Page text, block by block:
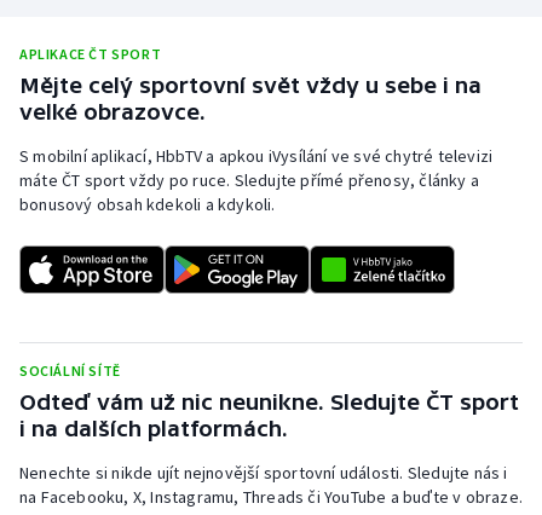
Vodní slalom
Volejbal
Ostatní
APLIKACE ČT SPORT
Mějte celý sportovní svět vždy u sebe i na
velké obrazovce.
S mobilní aplikací, HbbTV a apkou iVysílání ve své chytré televizi
máte ČT sport vždy po ruce. Sledujte přímé přenosy, články a
bonusový obsah kdekoli a kdykoli.
SOCIÁLNÍ SÍTĚ
Odteď vám už nic neunikne. Sledujte ČT sport
i na dalších platformách.
Nenechte si nikde ujít nejnovější sportovní události. Sledujte nás i
na Facebooku, X, Instagramu, Threads či YouTube a buďte v obraze.